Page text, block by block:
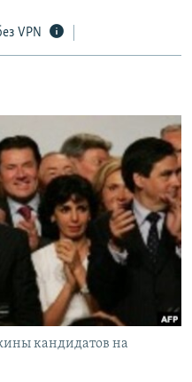
VPN
кандидатов на